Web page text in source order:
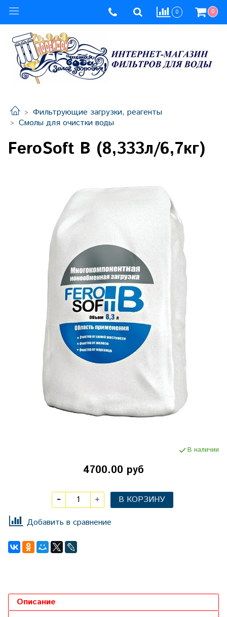
0 0
Фильтрующие загрузки, реагенты
Смолы для очистки воды
FeroSoft B (8,333л/6,7кг)
В наличии
4700.00 руб
В КОРЗИНУ
Добавить в сравнение
Описание